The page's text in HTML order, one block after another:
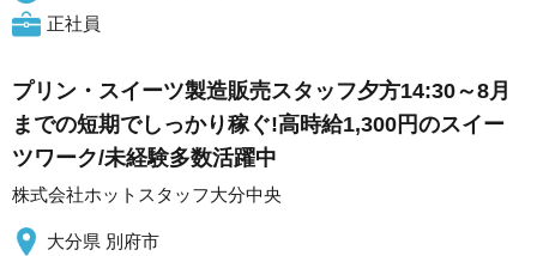
正社員
プリン・スイーツ製造販売スタッフ夕方14:30～8月
までの短期でしっかり稼ぐ!高時給1,300円のスイー
ツワーク/未経験多数活躍中
株式会社ホットスタッフ大分中央
大分県 別府市